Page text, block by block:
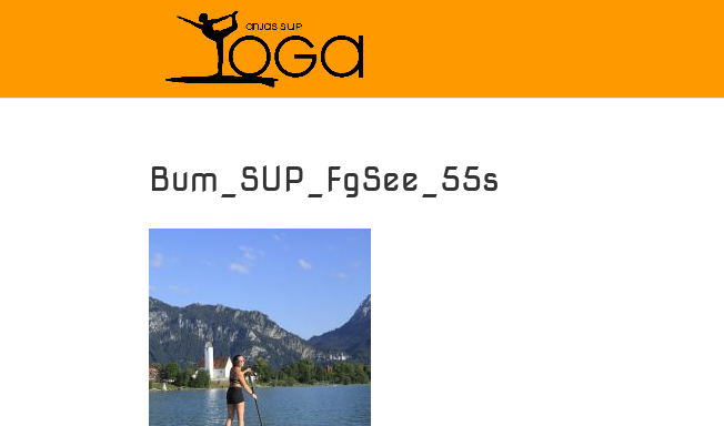
Bum_SUP_FgSee_55s